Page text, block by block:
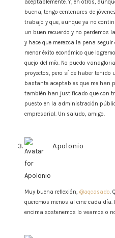
aceptablemente. Y, en otros,
buena, tengo centenares de
trabajo y que, aunque ya no
un buen recuerdo y no perdemos
y hace que merezca la pena
menor éxito económico que
quejo del mío. No puedo
proyectos, pero sí de haber tenido
bastante aceptables que me han
también han justificado que con
puesto en la administración
empresarial. Un saludo, amigo.
Apolonio
Muy buena reflexión, @aqcasado.
queremos menos al cine cada
encima sostenemos lo veamos o